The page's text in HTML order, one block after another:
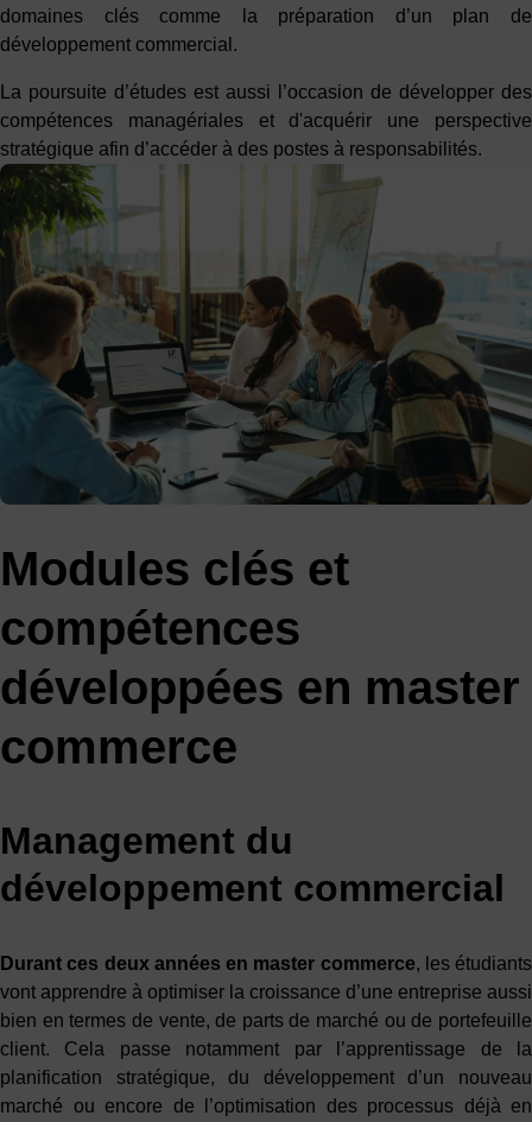
domaines clés comme la préparation d’un plan de
développement commercial.
La poursuite d’études est aussi l’occasion de développer des
compétences managériales et d'acquérir une perspective
stratégique afin d’accéder à des postes à responsabilités.
Modules clés et
compétences
développées en master
commerce
Management du
développement commercial
Durant ces deux années en master commerce, les étudiants
vont apprendre à optimiser la croissance d’une entreprise aussi
bien en termes de vente, de parts de marché ou de portefeuille
client. Cela passe notamment par l’apprentissage de la
planification stratégique, du développement d’un nouveau
marché ou encore de l’optimisation des processus déjà en